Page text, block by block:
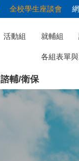
全校學生座談會
活動組 就輔組
各組表單
諮輔/衛保